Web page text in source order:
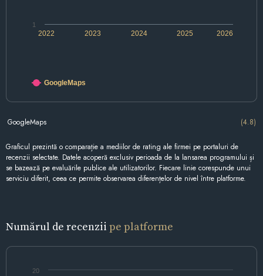
2022 2024 2026
2023 2025
1
GoogleMaps
GoogleMaps (4.8)
Graficul prezintă o comparație a mediilor de rating ale firmei pe portaluri de
recenzii selectate. Datele acoperă exclusiv perioada de la lansarea programului și
se bazează pe evaluările publice ale utilizatorilor. Fiecare linie corespunde unui
serviciu diferit, ceea ce permite observarea diferențelor de nivel între platforme.
Numărul de recenzii pe platforme
20